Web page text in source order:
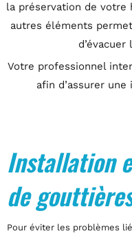
la préservation de votre
autres éléments
d’évacuer
Votre professionnel
afin d’assurer
Installation
de
Pour éviter les problèmes